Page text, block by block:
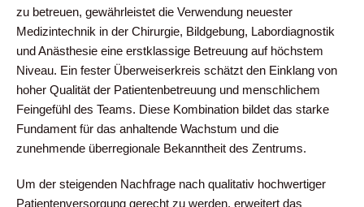
zu betreuen, gewährleistet die Verwendung neuester
Medizintechnik in der Chirurgie, Bildgebung, Labordiagnostik
und Anästhesie eine erstklassige Betreuung auf höchstem
Niveau. Ein fester Überweiserkreis schätzt den Einklang von
hoher Qualität der Patientenbetreuung und menschlichem
Feingefühl des Teams. Diese Kombination bildet das starke
Fundament für das anhaltende Wachstum und die
zunehmende überregionale Bekanntheit des Zentrums.
Um der steigenden Nachfrage nach qualitativ hochwertiger
Patientenversorgung gerecht zu werden, erweitert das